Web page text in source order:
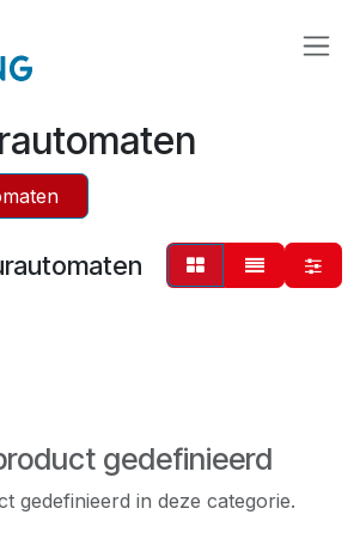
gedefinieerd
gedefinieerd in deze categorie.